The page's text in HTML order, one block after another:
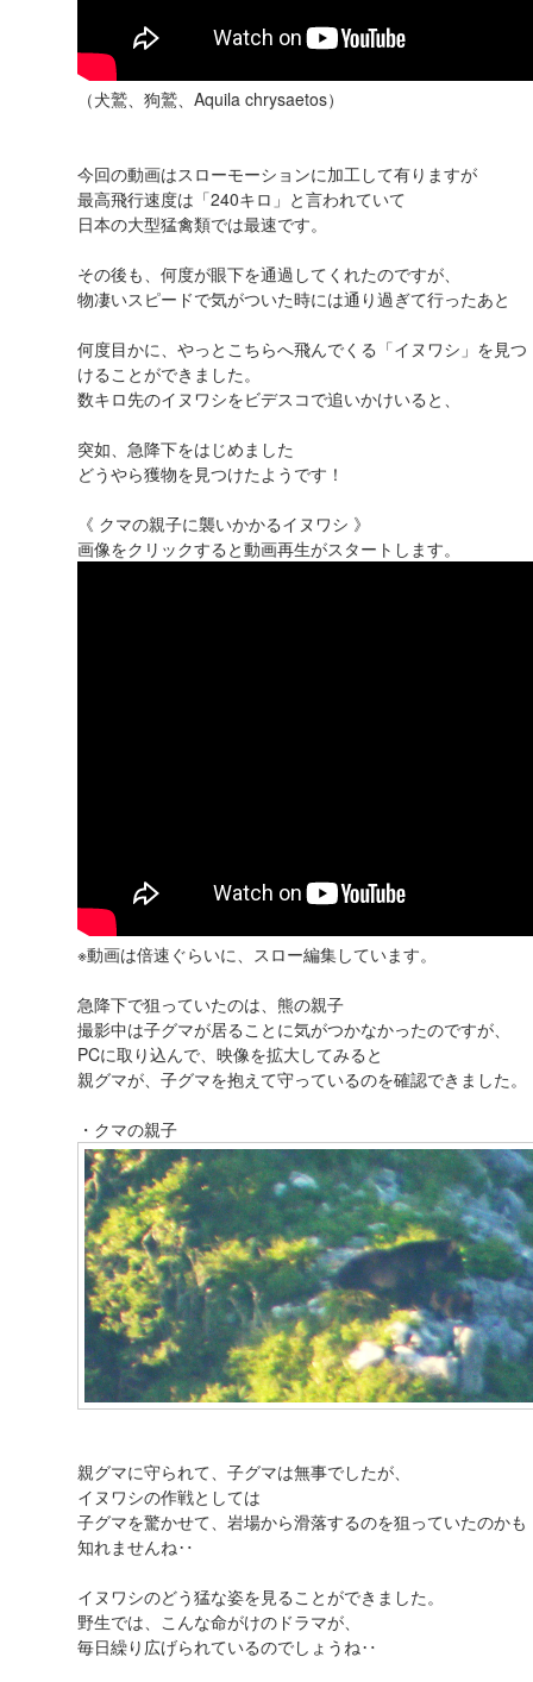
（犬鷲、狗鷲、Aquila chrysaetos）
今回の動画はスローモーションに加工して有りますが
最高飛行速度は「240キロ」と言われていて
日本の大型猛禽類では最速です。
その後も、何度が眼下を通過してくれたのですが、
物凄いスピードで気がついた時には通り過ぎて行ったあと
何度目かに、やっとこちらへ飛んでくる「イヌワシ」を見つ
けることができました。
数キロ先のイヌワシをビデスコで追いかけいると、
突如、急降下をはじめました
どうやら獲物を見つけたようです！
《 クマの親子に襲いかかるイヌワシ 》
画像をクリックすると動画再生がスタートします。
※動画は倍速ぐらいに、スロー編集しています。
急降下で狙っていたのは、熊の親子
撮影中は子グマが居ることに気がつかなかったのですが、
PCに取り込んで、映像を拡大してみると
親グマが、子グマを抱えて守っているのを確認できました。
・クマの親子
親グマに守られて、子グマは無事でしたが、
イヌワシの作戦としては
子グマを驚かせて、岩場から滑落するのを狙っていたのかも
知れませんね‥
イヌワシのどう猛な姿を見ることができました。
野生では、こんな命がけのドラマが、
毎日繰り広げられているのでしょうね‥